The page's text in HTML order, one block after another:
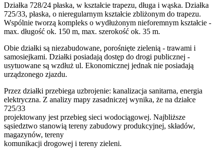
Działka 728/24 płaska, w kształcie trapezu, długa i wąska. Działka
725/33, płaska, o nieregularnym kształcie zbliżonym do trapezu.
Wspólnie tworzą kompleks o wydłużonym nieforemnym kształcie -
max. długość ok. 150 m, max. szerokość ok. 35 m.
Obie działki są niezabudowane, porośnięte zielenią - trawami i
samosiejkami. Działki posiadają dostęp do drogi publicznej -
usytuowane są wzdłuż ul. Ekonomicznej jednak nie posiadają
urządzonego zjazdu.
Przez działki przebiega uzbrojenie: kanalizacja sanitarna, energia
elektryczna. Z analizy mapy zasadniczej wynika, że na działce
725/33
projektowany jest przebieg sieci wodociągowej. Najbliższe
sąsiedztwo stanowią tereny zabudowy produkcyjnej, składów,
magazynów, tereny
komunikacji drogowej i tereny zieleni.